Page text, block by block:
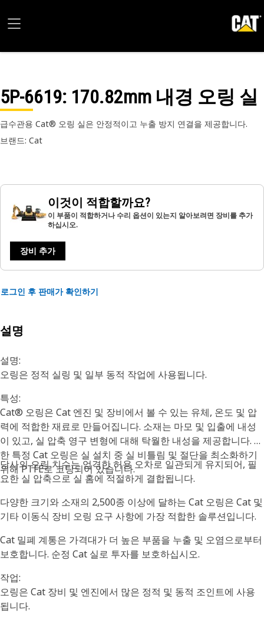
5P-6619: 170.82mm 내경 오링 실
급수관용 Cat® 오링 실은 안정적이고 누출 방지 연결을 제공합니다.
브랜드: Cat
이것이 적합할까요?
이 부품이 적합하거나 수리 옵션이 있는지 알아보려면 장비를 추가
하십시오.
장비 추가
로그인 후 판매가 확인하기
설명
설명:
오링은 정적 실링 및 일부 동적 작업에 사용됩니다.
특성:
Cat® 오링은 Cat 엔진 및 장비에서 볼 수 있는 유체, 온도 및 압
력에 적합한 재료로 만들어집니다. 소재는 마모 및 입출에 내성
이 있고, 실 압축 영구 변형에 대해 탁월한 내성을 제공합니다. 또
한 특정 Cat 오링은 실 설치 중 실 비틀림 및 절단을 최소화하기
위해 PTFE로 코팅되어 있습니다.
당사의 오링 치수는 엄격한 허용 오차로 일관되게 유지되어, 필
요한 실 압축으로 실 홈에 적절하게 결합됩니다.
다양한 크기와 소재의 2,500종 이상에 달하는 Cat 오링은 Cat 및
기타 이동식 장비 오링 요구 사항에 가장 적합한 솔루션입니다.
Cat 밀폐 계통은 가격대가 더 높은 부품을 누출 및 오염으로부터
보호합니다. 순정 Cat 실로 투자를 보호하십시오.
작업:
오링은 Cat 장비 및 엔진에서 많은 정적 및 동적 조인트에 사용
됩니다.